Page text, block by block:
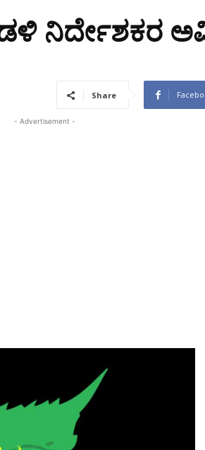
ನಿರ್ದೇಶಕರ
Share
- Advertisement -